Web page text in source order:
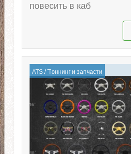
повесить в каб
ATS/Тюннинг и запчасти